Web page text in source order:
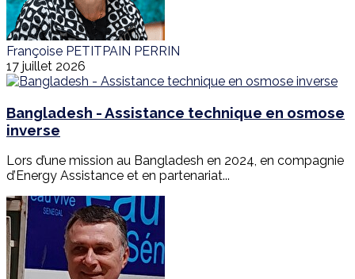
Françoise PETITPAIN PERRIN
17 juillet 2026
Bangladesh - Assistance technique en osmose
inverse
Lors d’une mission au Bangladesh en 2024, en compagnie
d’Energy Assistance et en partenariat...